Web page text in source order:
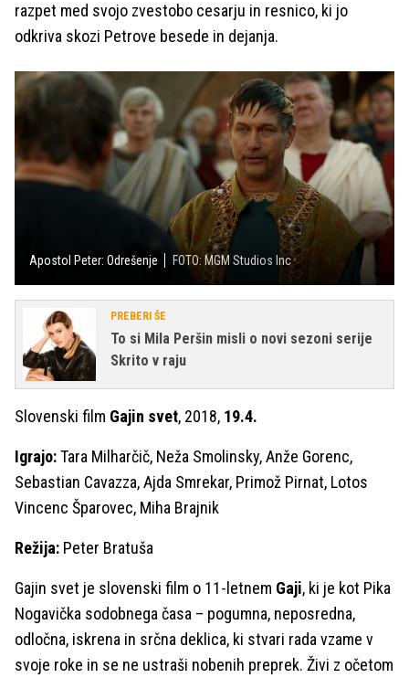
razpet med svojo zvestobo cesarju in resnico, ki jo
odkriva skozi Petrove besede in dejanja.
Apostol Peter: Odrešenje FOTO: MGM Studios Inc
PREBERI ŠE
To si Mila Peršin misli o novi sezoni serije
Skrito v raju
Slovenski film Gajin svet, 2018, 19.4.
Igrajo:Tara Milharčič, Neža Smolinsky, Anže Gorenc,
Sebastian Cavazza, Ajda Smrekar, Primož Pirnat, Lotos
Vincenc Šparovec, Miha Brajnik
Režija: Peter Bratuša
Gajin svet je slovenski film o 11-letnem Gaji, ki je kot Pika
Nogavička sodobnega časa – pogumna, neposredna,
odločna, iskrena in srčna deklica, ki stvari rada vzame v
svoje roke in se ne ustraši nobenih preprek. Živi z očetom